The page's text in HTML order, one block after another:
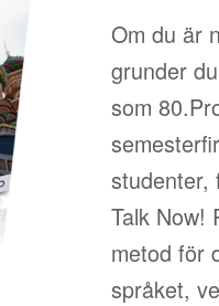
Om du är
grunder
som
studenter,
Talk Now!
metod för
språket,